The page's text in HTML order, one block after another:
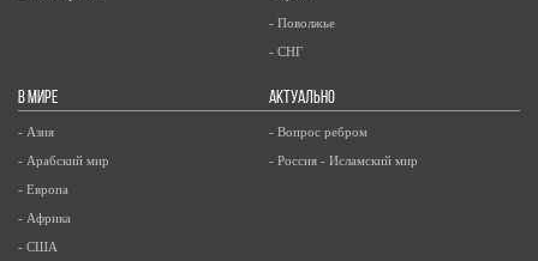
- Поволжье
- СНГ
В МИРЕ
- Азия
- Арабский мир
- Европа
- Африка
- США
АКТУАЛЬНО
- Вопрос ребром
- Россия - Исламский мир